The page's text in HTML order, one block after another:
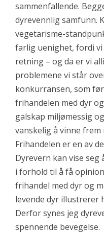
sammenfallende.
dyrevennlig samfunn.
vegetarisme-
farlig uenighet, fordi
retning – og da er vi
problemene vi står
konkurransen, som
frihandelen med dyr
galskap miljømessig
vanskelig å vinne frem
Frihandelen er en av
Dyrevern kan vise
i forhold til å få
frihandel med dyr og
levende dyr illustrerer
Derfor synes jeg
spennende bevegelse.